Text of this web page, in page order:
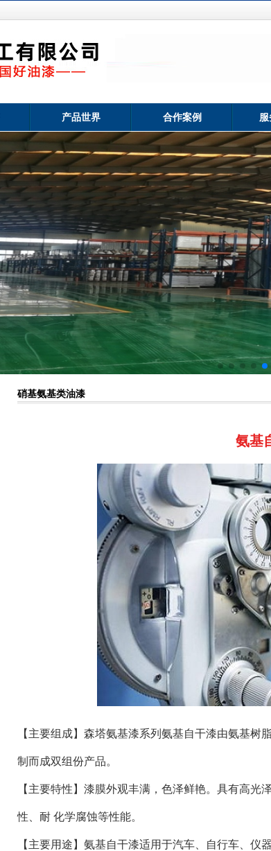
产品世界 合作案例
硝基氨基类油漆
氨基
【主要组成】森塔氨基漆系列氨基自干漆由氨基
制而成双组份产品。
【主要特性】漆膜外观丰满，色泽鲜艳。具有高
性、耐 化学腐蚀等性能。
【主要用途】氨基自干漆适用于汽车、自行车、仪